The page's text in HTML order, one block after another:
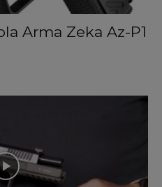
Arma Zeka Az-P1